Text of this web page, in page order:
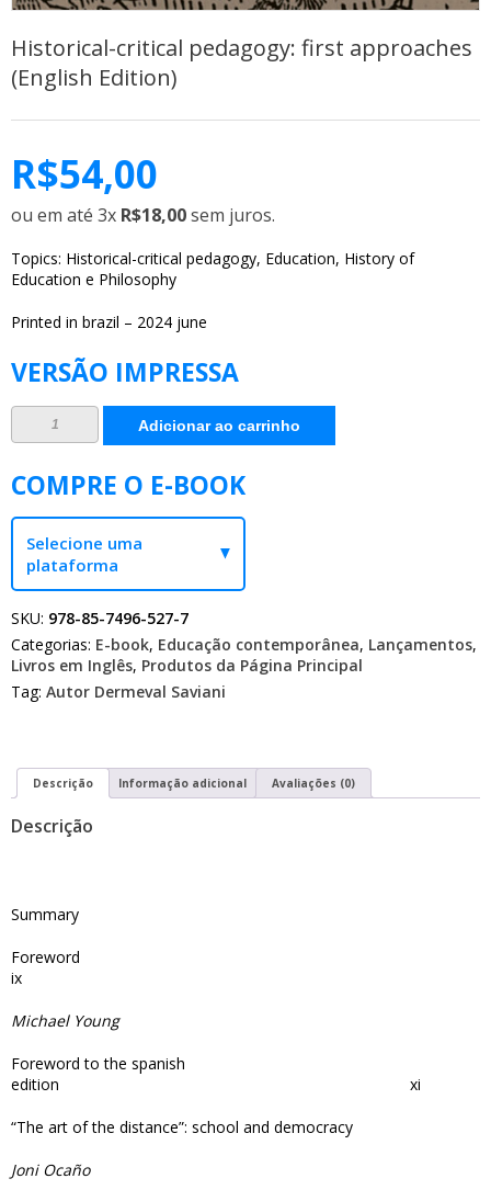
Historical-critical pedagogy: first approaches
(English Edition)
R$54,00
ou em até 3x R$18,00sem juros.
Topics: Historical-critical pedagogy, Education, History of
Education e Philosophy
Printed in brazil – 2024 june
VERSÃO IMPRESSA
Historical-
pedagogy:
approaches
(English
quantidade
Adicionar ao carrinho
COMPRE O E-BOOK
Selecione uma
plataforma
SKU: 978-85-7496-527-7
Categorias: E-book, Educação contemporânea, Lançamentos,
Livros em Inglês, Produtos da Página Principal
Tag: Autor Dermeval Saviani
Descrição Informação adicional Avaliações (0)
Descrição
Summary
ix
Michael Young
Foreword to the spanish
edition xi
“The art of the distance”: school and democracy
Joni Ocaño